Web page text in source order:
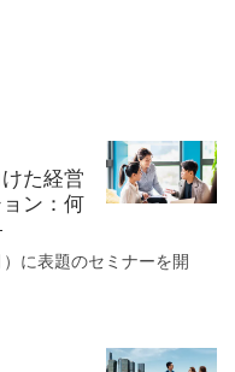
た経営
ン：何
に表題のセミナーを開